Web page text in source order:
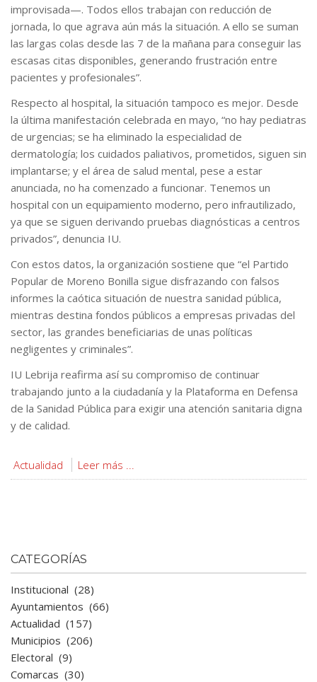
improvisada—. Todos ellos trabajan con reducción de
jornada, lo que agrava aún más la situación. A ello se suman
las largas colas desde las 7 de la mañana para conseguir las
escasas citas disponibles, generando frustración entre
pacientes y profesionales”.
Respecto al hospital, la situación tampoco es mejor. Desde
la última manifestación celebrada en mayo, “no hay pediatras
de urgencias; se ha eliminado la especialidad de
dermatología; los cuidados paliativos, prometidos, siguen sin
implantarse; y el área de salud mental, pese a estar
anunciada, no ha comenzado a funcionar. Tenemos un
hospital con un equipamiento moderno, pero infrautilizado,
ya que se siguen derivando pruebas diagnósticas a centros
privados”, denuncia IU.
Con estos datos, la organización sostiene que “el Partido
Popular de Moreno Bonilla sigue disfrazando con falsos
informes la caótica situación de nuestra sanidad pública,
mientras destina fondos públicos a empresas privadas del
sector, las grandes beneficiarias de unas políticas
negligentes y criminales”.
IU Lebrija reafirma así su compromiso de continuar
trabajando junto a la ciudadanía y la Plataforma en Defensa
de la Sanidad Pública para exigir una atención sanitaria digna
y de calidad.
Actualidad Leer más ...
CATEGORÍAS
Institucional (28)
Ayuntamientos (66)
Actualidad (157)
Municipios (206)
Electoral (9)
Comarcas (30)